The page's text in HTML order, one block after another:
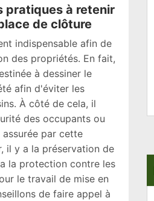
pratiques à retenir
de clôture
indispensable afin de
des propriétés. En fait,
à dessiner le
afin d'éviter les
À côté de cela, il
des occupants ou
par cette
il y a la préservation de
la protection contre les
le travail de mise en
de faire appel à